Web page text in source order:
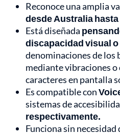
Reconoce una amplia
desde Australia
Está diseñada
discapacidad visual
denominaciones de los
mediante vibraciones o
caracteres en pantalla
Es compatible con
sistemas de
respectivamente.
Funciona sin